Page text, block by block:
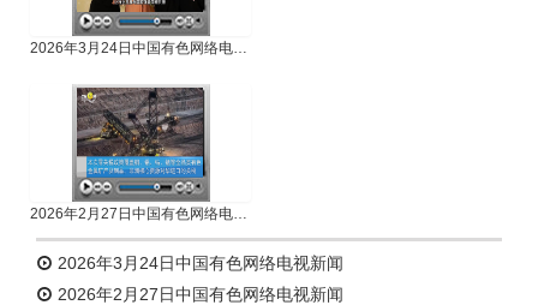
2026年3月24日中国有色网络电视新闻
2026年2月27日中国有色网络电视新闻
2026年3月24日中国有色网络电视新闻
2026年2月27日中国有色网络电视新闻